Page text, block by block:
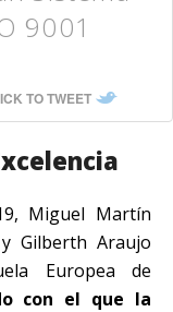
9001
TO TWEET
Miguel Martín
Gilberth Araujo
Europea de
con el que la